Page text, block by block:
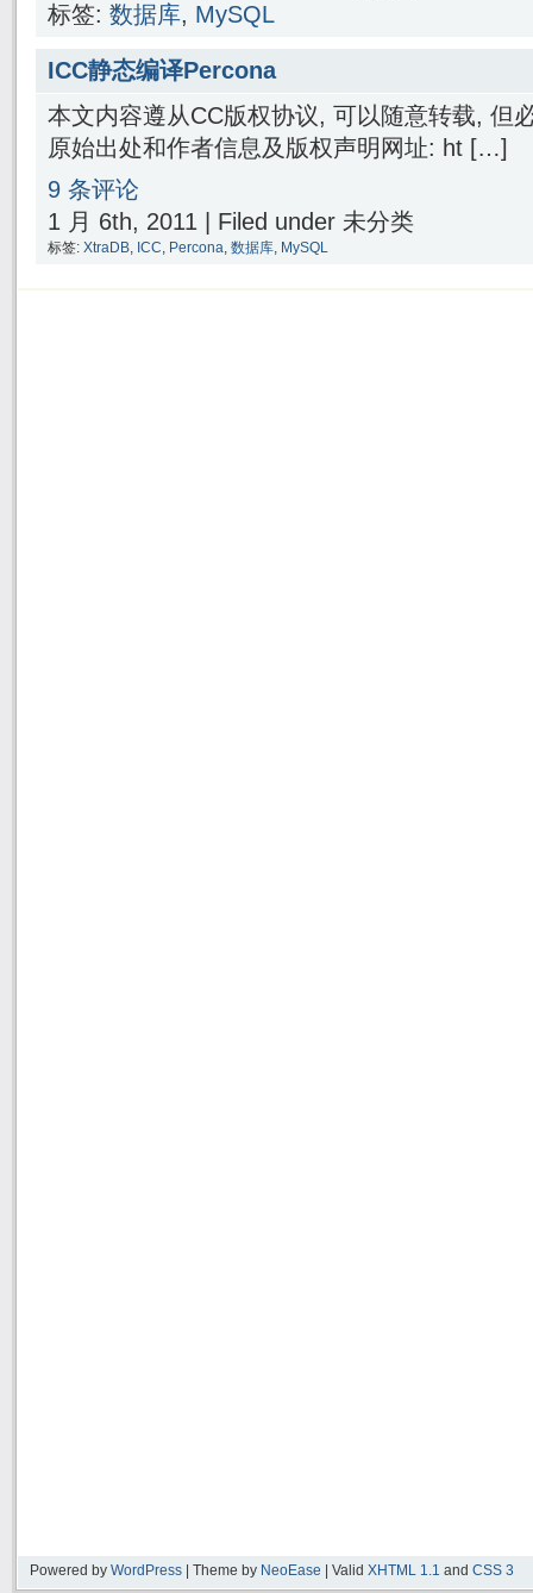
标签: 数据库, MySQL
ICC静态编译Percona
本文内容遵从CC版权协议, 可以随意转载, 但
原始出处和作者信息及版权声明网址: ht […]
9 条评论
1 月 6th, 2011 | Filed under 未分类
标签: XtraDB, ICC, Percona, 数据库, MySQL
Powered by WordPress | Theme by NeoEase | Valid XHTML 1.1 and CSS 3